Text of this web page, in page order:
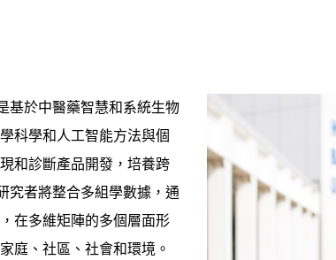
基於中醫藥智慧和系統生物
科學和人工智能方法與個
和診斷產品開發，培養跨
究者將整合多組學數據，通
在多維矩陣的多個層面形
庭、社區、社會和環境。